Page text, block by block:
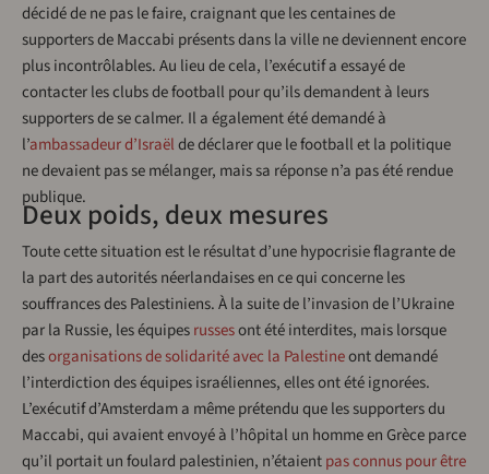
décidé de ne pas le faire, craignant que les centaines de
supporters de Maccabi présents dans la ville ne deviennent encore
plus incontrôlables. Au lieu de cela, l’exécutif a essayé de
contacter les clubs de football pour qu’ils demandent à leurs
supporters de se calmer. Il a également été demandé à
l’ambassadeur d’Israëlde déclarer que le football et la politique
ne devaient pas se mélanger, mais sa réponse n’a pas été rendue
publique.
Deux poids, deux mesures
Toute cette situation est le résultat d’une hypocrisie flagrante de
la part des autorités néerlandaises en ce qui concerne les
souffrances des Palestiniens. À la suite de l’invasion de l’Ukraine
par la Russie, les équipesrussesont été interdites, mais lorsque
desorganisations de solidarité avec la Palestineont demandé
l’interdiction des équipes israéliennes, elles ont été ignorées.
L’exécutif d’Amsterdam a même prétendu que les supporters du
Maccabi, qui avaient envoyé à l’hôpital un homme en Grèce parce
qu’il portait un foulard palestinien, n’étaientpas connus pour être